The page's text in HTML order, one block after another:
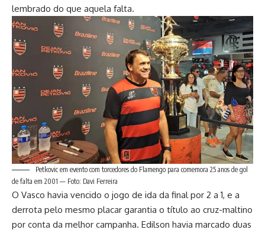
lembrado do que aquela falta.
Petkovic em evento com torcedores do Flamengo para comemora 25 anos de gol
de falta em 2001 — Foto: Davi Ferreira
O Vasco havia vencido o jogo de ida da final por 2 a 1, e a
derrota pelo mesmo placar garantia o título ao cruz-maltino
por conta da melhor campanha. Edilson havia marcado duas